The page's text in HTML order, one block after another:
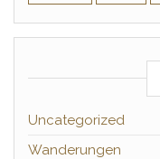
Uncategorized
Wanderungen